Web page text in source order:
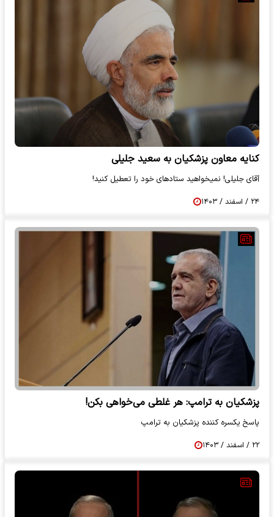
کنایه معاون پزشکیان به سعید جلیلی
آقای جلیلی! نمیخواهید ستادهای خود را تعطیل کنید!
۲۴ / اسفند / ۱۴۰۳
پزشکیان به ترامپ: هر غلطی می‌خواهی بکن!
پاسخ یکسره کننده پزشکیان به ترامپ
۲۲ / اسفند / ۱۴۰۳